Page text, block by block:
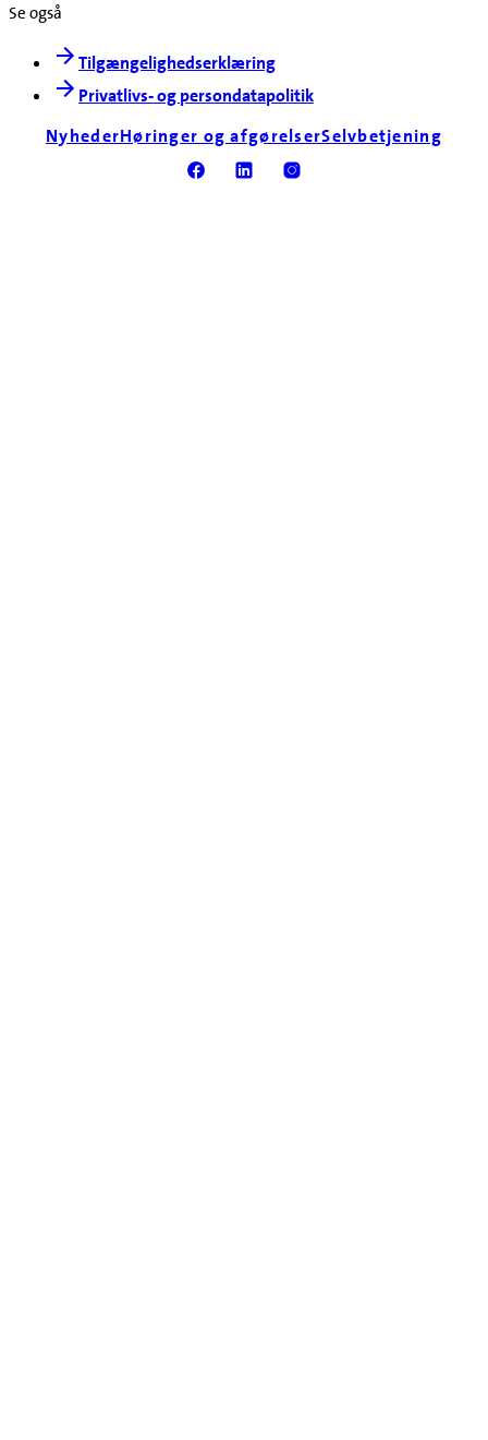
Se også
Tilgængelighedserklæring
Privatlivs- og persondatapolitik
NyhederHøringer og afgørelserSelvbetjening